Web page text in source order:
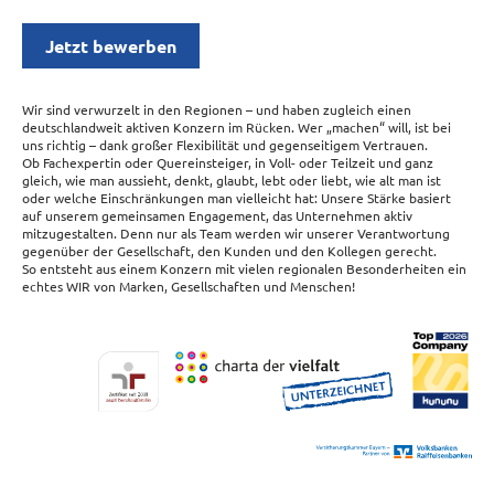
Jetzt bewerben
Wir sind verwurzelt in den Regionen – und haben zugleich einen
deutschlandweit aktiven Konzern im Rücken. Wer „machen“ will, ist bei
uns richtig – dank großer Flexibilität und gegenseitigem Vertrauen.
Ob Fachexpertin oder Quereinsteiger, in Voll- oder Teilzeit und ganz
gleich, wie man aussieht, denkt, glaubt, lebt oder liebt, wie alt man ist
oder welche Einschränkungen man vielleicht hat: Unsere Stärke basiert
auf unserem gemeinsamen Engagement, das Unternehmen aktiv
mitzugestalten. Denn nur als Team werden wir unserer Verantwortung
gegenüber der Gesellschaft, den Kunden und den Kollegen gerecht.
So entsteht aus einem Konzern mit vielen regionalen Besonderheiten ein
echtes WIR von Marken, Gesellschaften und Menschen!